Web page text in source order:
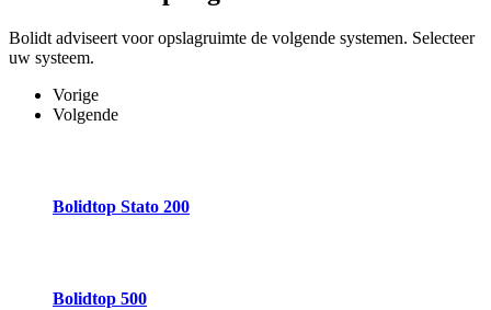
Bolidt adviseert voor opslagruimte de volgende systemen. Selecteer
uw systeem.
Vorige
Volgende
Bolidtop Stato 200
Bolidtop 500